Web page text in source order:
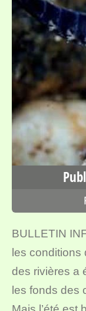
BULLETIN
les
des rivières a
les fonds des